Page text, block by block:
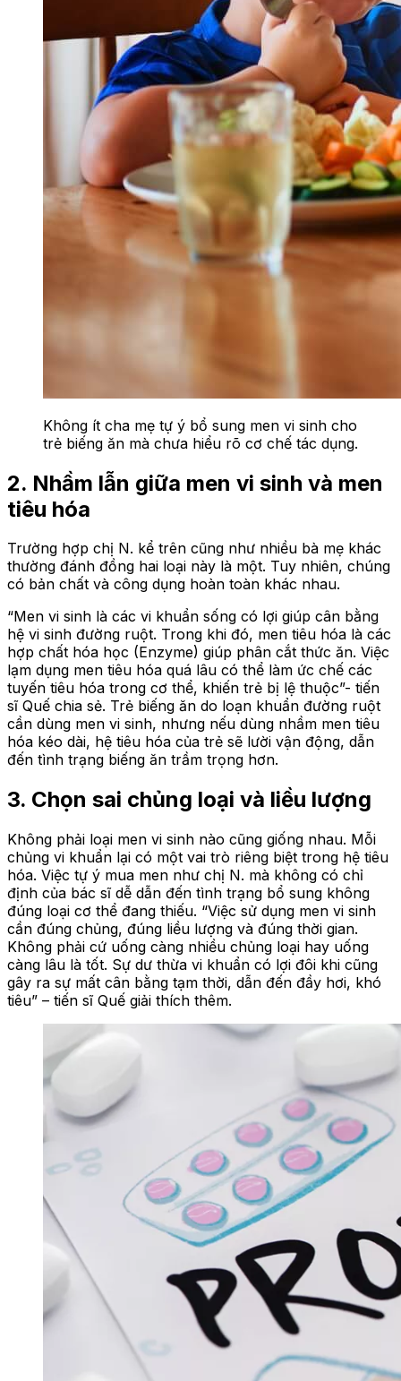
Không ít cha mẹ tự ý bổ sung men vi sinh cho
trẻ biếng ăn mà chưa hiểu rõ cơ chế tác dụng.
2. Nhầm lẫn giữa men vi sinh và men
tiêu hóa
Trường hợp chị N. kể trên cũng như nhiều bà mẹ khác
thường đánh đồng hai loại này là một. Tuy nhiên, chúng
có bản chất và công dụng hoàn toàn khác nhau.
“Men vi sinh là các vi khuẩn sống có lợi giúp cân bằng
hệ vi sinh đường ruột. Trong khi đó, men tiêu hóa là các
hợp chất hóa học (Enzyme) giúp phân cắt thức ăn. Việc
lạm dụng men tiêu hóa quá lâu có thể làm ức chế các
tuyến tiêu hóa trong cơ thể, khiến trẻ bị lệ thuộc”- tiến
sĩ Quế chia sẻ. Trẻ biếng ăn do loạn khuẩn đường ruột
cần dùng men vi sinh, nhưng nếu dùng nhầm men tiêu
hóa kéo dài, hệ tiêu hóa của trẻ sẽ lười vận động, dẫn
đến tình trạng biếng ăn trầm trọng hơn.
3. Chọn sai chủng loại và liều lượng
Không phải loại men vi sinh nào cũng giống nhau. Mỗi
chủng vi khuẩn lại có một vai trò riêng biệt trong hệ tiêu
hóa. Việc tự ý mua men như chị N. mà không có chỉ
định của bác sĩ dễ dẫn đến tình trạng bổ sung không
đúng loại cơ thể đang thiếu. “Việc sử dụng men vi sinh
cần đúng chủng, đúng liều lượng và đúng thời gian.
Không phải cứ uống càng nhiều chủng loại hay uống
càng lâu là tốt. Sự dư thừa vi khuẩn có lợi đôi khi cũng
gây ra sự mất cân bằng tạm thời, dẫn đến đầy hơi, khó
tiêu” – tiến sĩ Quế giải thích thêm.